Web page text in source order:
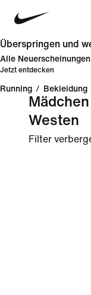
Überspringen und
Alle
Jetzt entdecken
Running / Bekleidung
Westen
Filter